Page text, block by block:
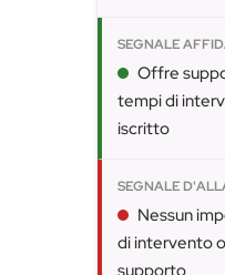
Offre
tempi di
iscritto
Nessun
di intervento